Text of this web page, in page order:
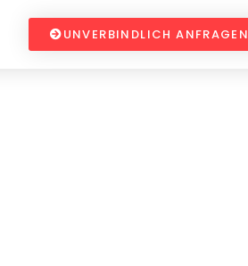
UNVERBINDLICH ANFRAGEN